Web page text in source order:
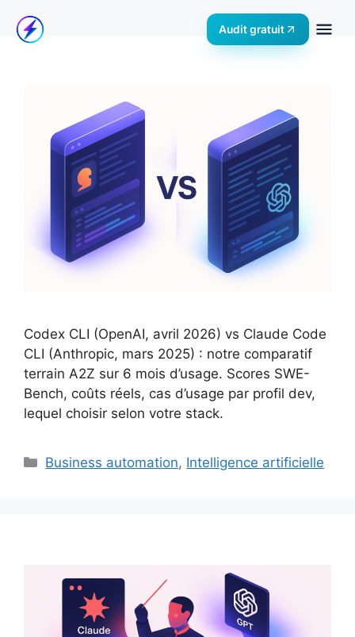
Audit gratuit
Codex CLI (OpenAI, avril 2026) vs Claude Code
CLI (Anthropic, mars 2025) : notre comparatif
terrain A2Z sur 6 mois d’usage. Scores SWE-
Bench, coûts réels, cas d’usage par profil dev,
lequel choisir selon votre stack.
Catégories
Business automation, Intelligence artificielle